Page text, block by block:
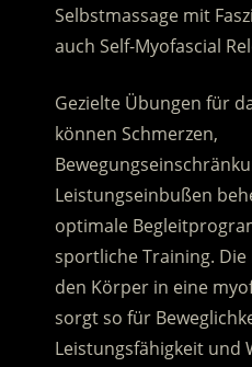
Selbstmassage mit
auch Self-Myofascial
Gezielte Übungen für
können Schmerzen,
Leistungseinbußen
optimale
sportliche Training.
den Körper in eine
sorgt so für
Leistungsfähigkeit und